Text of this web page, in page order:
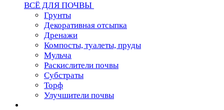
ВСЁ ДЛЯ ПОЧВЫ
Грунты
Декоративная отсыпка
Дренажи
Компосты, туалеты, пруды
Мульча
Раскислители почвы
Субстраты
Торф
Улучшители почвы